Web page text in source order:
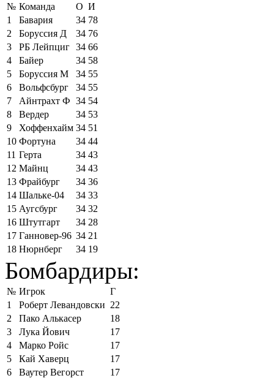
№ Команда О И
1
Бавария 34 78
2
Боруссия Д 34 76
3
РБ Лейпциг 34 66
4
Байер 34 58
5
Боруссия М 34 55
6
Вольфсбург 34 55
7
Айнтрахт Ф 34 54
8
Вердер 34 53
9
Хоффенхайм 34 51
10 Фортуна 34 44
11 Герта 34 43
12 Майнц 34 43
13 Фрайбург 34 36
14 Шальке-04 34 33
15 Аугсбург 34 32
16 Штутгарт 34 28
17 Ганновер-96 34 21
18 Нюрнберг 34 19
Бомбардиры:
№ Игрок
Г
1
Роберт Левандовски 22
2
Пако Алькасер
18
3
Лука Йович
17
4
Марко Ройс
17
5
Кай Хаверц
17
6
Ваутер Вегорст
17